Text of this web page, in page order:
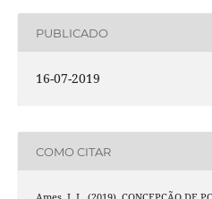
PUBLICADO
16-07-2019
COMO CITAR